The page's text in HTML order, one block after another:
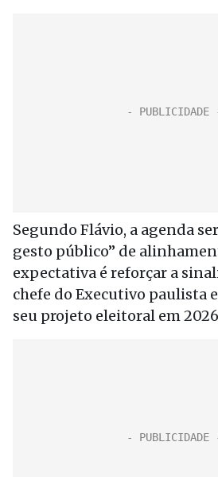
Segundo Flávio, a agenda
gesto público” de
expectativa é reforçar a
chefe do Executivo paulista
seu projeto eleitoral em